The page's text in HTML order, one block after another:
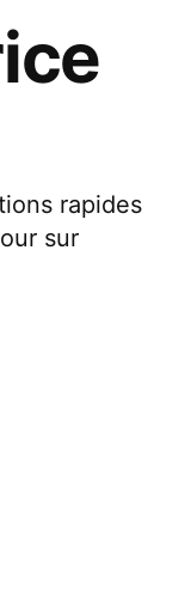
rapides
sur